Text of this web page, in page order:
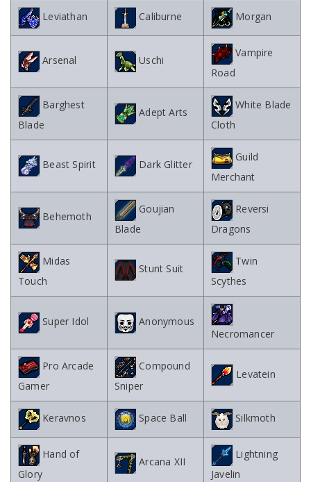
Leviathan Caliburne Morgan
Arsenal Uschi
Vampire
Road
Barghest
Blade
Adept Arts
White Blade
Cloth
Beast Spirit Dark Glitter
Guild
Merchant
Behemoth
Goujian
Blade
Reversi
Dragons
Midas
Touch
Stunt Suit
Twin
Scythes
Super Idol
Anonymous
Necromancer
Pro Arcade
Gamer
Compound
Sniper
Levatein
Keravnos Space Ball Silkmoth
Hand of
Glory
Arcana XII
Lightning
Javelin